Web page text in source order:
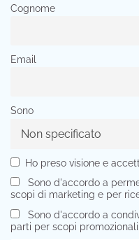
Cognome
Email
Sono
Ho preso visione e
Sono d'accordo a
scopi di marketing e per
Sono d'accordo a
parti per scopi promozionali.